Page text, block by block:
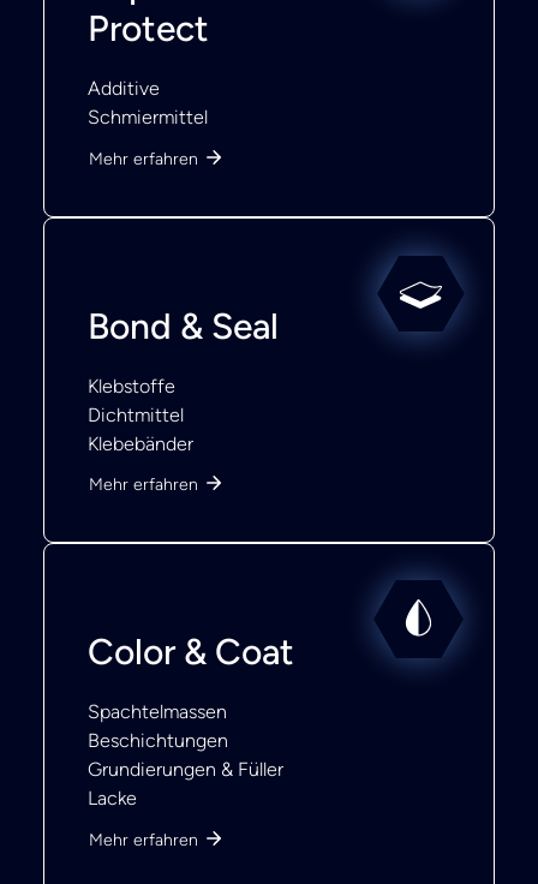
Protect
Additive
Schmiermittel
Mehr erfahren
Bond & Seal
Klebstoffe
Dichtmittel
Klebebänder
Mehr erfahren
Color & Coat
Spachtelmassen
Beschichtungen
Grundierungen & Füller
Lacke
Mehr erfahren